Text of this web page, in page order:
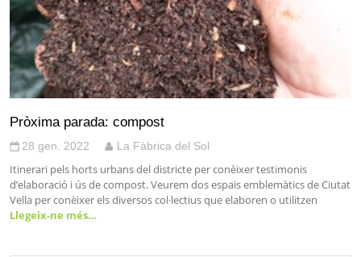
Pròxima parada: compost
28 gen. 2022 La Fàbrica del Sol
Itinerari pels horts urbans del districte per conèixer testimonis
d’elaboració i ús de compost. Veurem dos espais emblemàtics de Ciutat
Vella per conèixer els diversos col·lectius que elaboren o utilitzen
Llegeix-ne més…